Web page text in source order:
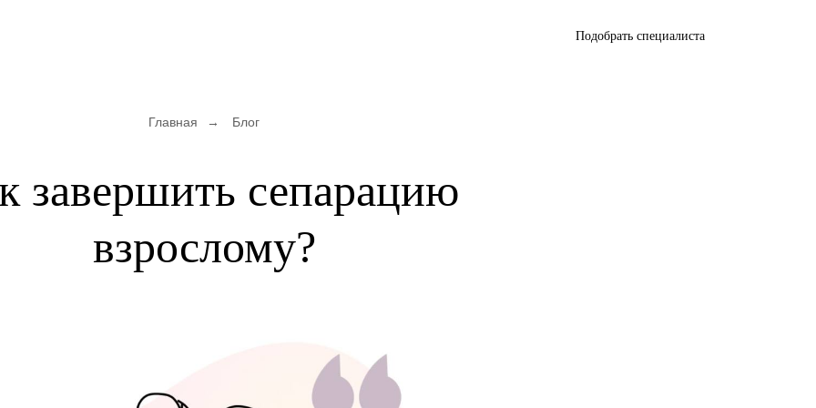
Подобрать специалиста
Главная → Блог
завершить сепарацию
взрослому?